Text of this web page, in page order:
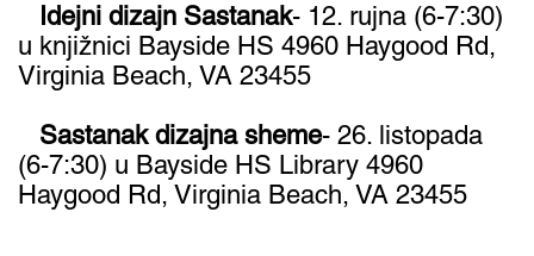
Idejni dizajn Sastanak- 12. rujna (6-7:30)
u knjižnici Bayside HS 4960 Haygood Rd,
Virginia Beach, VA 23455
​ Sastanak dizajna sheme- 26. listopada
(6-7:30) u Bayside HS Library 4960
Haygood Rd, Virginia Beach, VA 23455